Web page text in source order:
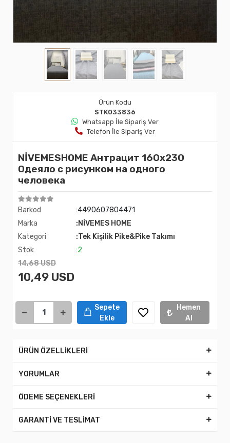
Ürün Kodu
STK033836
Whatsapp İle Sipariş Ver
Telefon İle Sipariş Ver
NİVEMESHOME Антрацит 160х230
Одеяло с рисунком на одного
человека
Barkod
:4490607804471
Marka
:NİVEMES HOME
Kategori
:Tek Kişilik Pike&Pike Takımı
Stok
:2
14,68 USD
10,49 USD
Sepete
Ekle
Hemen
Al
ÜRÜN ÖZELLİKLERİ
YORUMLAR
ÖDEME SEÇENEKLERİ
GARANTİ VE TESLİMAT